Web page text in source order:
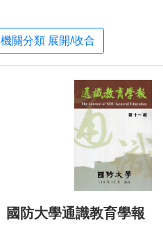
機關分類 展開/收合
國防大學通識教育學報